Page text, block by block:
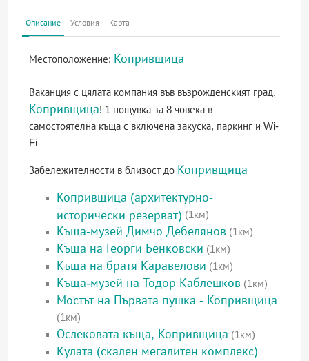
Описание Условия Карта
Местоположение: Копривщица
Ваканция с цялата компания във възрожденският град,
Копривщица! 1 нощувка за 8 човека в
самостоятелна къща с включена закуска, паркинг и Wi-
Fi
Забележителности в близост до Копривщица
Копривщица (архитектурно-
исторически резерват) (1км)
Къща-музей Димчо Дебелянов (1км)
Къща на Георги Бенковски (1км)
Къща на братя Каравелови (1км)
Къща-музей на Тодор Каблешков (1км)
Мостът на Първата пушка - Копривщица
(1км)
Ослековата къща, Копривщица (1км)
Кулата (скален мегалитен комплекс)